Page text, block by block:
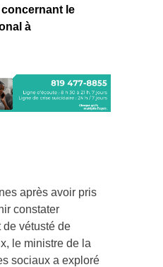
le
à
après avoir pris
constater
de vétusté de
le ministre de la
sociaux a exploré